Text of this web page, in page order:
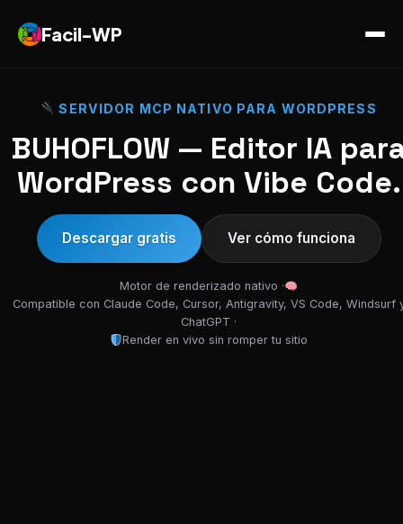
Facil-WP
SERVIDOR MCP NATIVO PARA WORDPRESS
BUHOFLOW — Editor IA
WordPress con Vibe Code.
Descargar gratis Ver cómo funciona
Motor de renderizado nativo ·
Compatible con Claude Code, Cursor, Antigravity, VS Code, Windsurf
ChatGPT ·
Render en vivo sin romper tu sitio